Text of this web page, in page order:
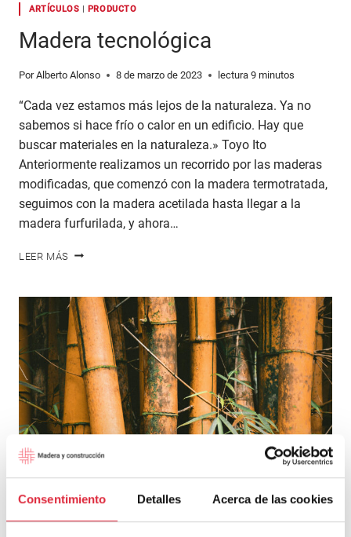
Consentimiento Detalles Acerca de las cookies
ARTÍCULOS | PRODUCTO
Madera tecnológica
Por Alberto Alonso 8 de marzo de 2023 lectura 9minutos
“Cada vez estamos más lejos de la naturaleza. Ya no
sabemos si hace frío o calor en un edificio. Hay que
buscar materiales en la naturaleza.» Toyo Ito
Anteriormente realizamos un recorrido por las maderas
modificadas, que comenzó con la madera termotratada,
seguimos con la madera acetilada hasta llegar a la
madera furfurilada, y ahora…
LEER MÁS MADERA
ARTÍCULOS|PRODUCTO